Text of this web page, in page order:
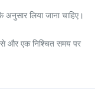
अनुसार लिया जाना चाहिए।
और एक निश्चित समय पर